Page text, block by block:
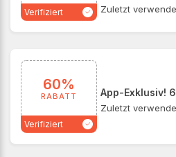
Verifiziert Zuletzt
60%
RABATT
Verifiziert
App-Exklusiv!
Zuletzt